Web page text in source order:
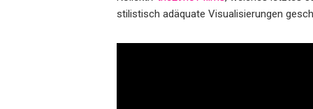
stilistisch adäquate Visualisierungen